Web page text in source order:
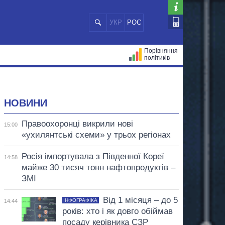
УКР РОС
Порівняння
політиків
НОВИНИ
15:00
Правоохоронці викрили нові
«ухилянтські схеми» у трьох регіонах
14:58
Росія імпортувала з Південної Кореї
майже 30 тисяч тонн нафтопродуктів –
ЗМІ
14:44 ІНФОГРАФІКА
Від 1 місяця – до 5
років: хто і як довго обіймав
посаду керівника СЗР